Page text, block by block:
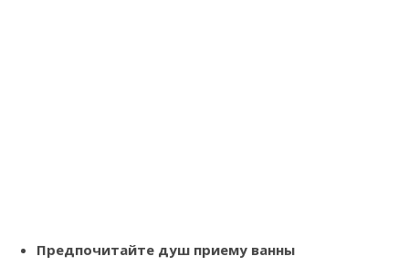
Предпочитайте душ приему ванны